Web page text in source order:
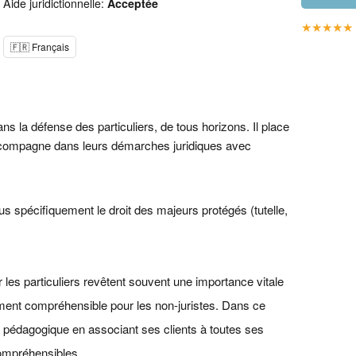
★★★★★
Aide juridictionnelle:Acceptée
🇫🇷 Français
la défense des particuliers, de tous horizons. Il place
dans leurs démarches juridiques avec
spécifiquement le droit des majeurs protégés (tutelle,
particuliers revêtent souvent une importance vitale
compréhensible pour les non-juristes. Dans ce
en associant ses clients à toutes ses